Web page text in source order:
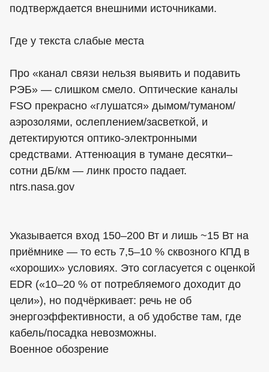
подтверждается внешними источниками.
Где у текста слабые места
Про «канал связи нельзя выявить и подавить
РЭБ» — слишком смело. Оптические каналы
FSO прекрасно «глушатся» дымом/туманом/
аэрозолями, ослеплением/засветкой, и
детектируются оптико-электронными
средствами. Аттенюация в тумане десятки–
сотни дБ/км — линк просто падает.
ntrs.nasa.gov
Указывается вход 150–200 Вт и лишь ~15 Вт на
приёмнике — то есть 7,5–10 % сквозного КПД в
«хороших» условиях. Это согласуется с оценкой
EDR («10–20 % от потребляемого доходит до
цели»), но подчёркивает: речь не об
энергоэффективности, а об удобстве там, где
кабель/посадка невозможны.
Военное обозрение